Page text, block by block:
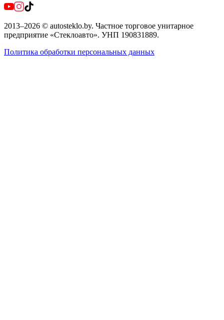
2013–2026 © autosteklo.by. Частное торговое унитарное
предприятие «Стеклоавто». УНП 190831889.
Политика обработки персональных данных